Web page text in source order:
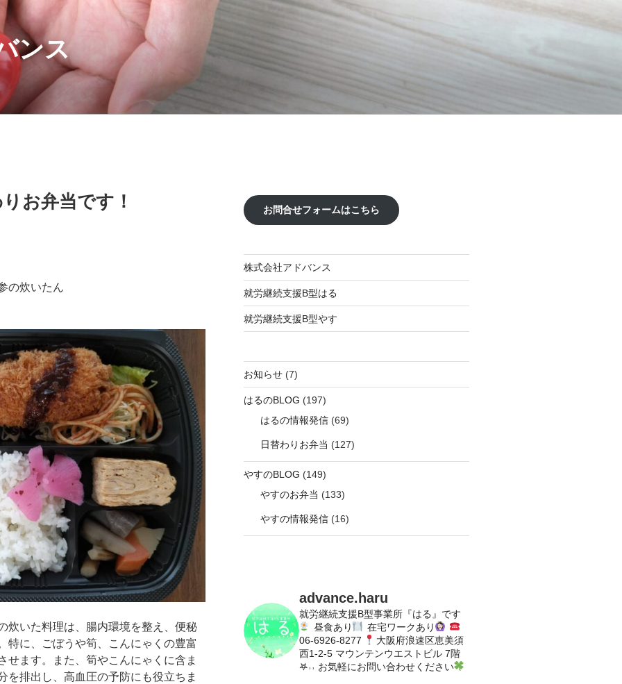
ンス
お弁当です！
の炊いたん
炊いた料理は、腸内環境を整え、便秘
特に、ごぼうや筍、こんにゃくの豊富
せます。また、筍やこんにゃくに含ま
を排出し、高血圧の予防にも役立ちま
お問合せフォームはこちら
株式会社アドバンス
就労継続支援B型はる
就労継続支援B型やす
お知らせ(7)
はるのBLOG (197)
はるの情報発信(69)
日替わりお弁当 (127)
やすのBLOG (149)
やすのお弁当 (133)
やすの情報発信(16)
advance.haru
就労継続支援B型事業所『はる』です
昼食あり
在宅ワークあり
06-6926-8277
大阪府浪速区恵美須
西1-2-5 マウンテンウエストビル 7階
𖤐˒˒ お気軽にお問い合わせください